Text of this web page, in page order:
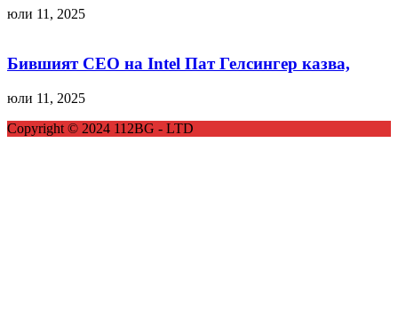
юли 11, 2025
Бившият CEO на Intel Пат Гелсингер казва,
юли 11, 2025
Copyright © 2024 112BG - LTD